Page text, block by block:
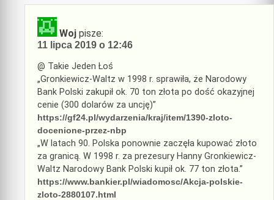
Woj pisze:
11 lipca 2019 o 12:46
@ Takie Jeden Łoś
„Gronkiewicz-Waltz w 1998 r. sprawiła, że Narodowy
Bank Polski zakupił ok. 70 ton złota po dość okazyjnej
cenie (300 dolarów za uncję)”
https://gf24.pl/wydarzenia/kraj/item/1390-zloto-
docenione-przez-nbp
„W latach 90. Polska ponownie zaczęła kupować złoto
za granicą. W 1998 r. za prezesury Hanny Gronkiewicz-
Waltz Narodowy Bank Polski kupił ok. 77 ton złota.”
https://www.bankier.pl/wiadomosc/Akcja-polskie-
zloto-2880107.html